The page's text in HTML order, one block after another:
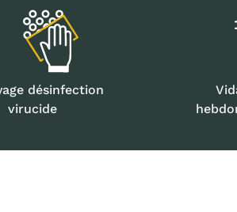
désinfection
virucide